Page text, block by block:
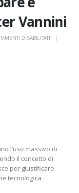
Vannini
DISABILITATI
l’uso massivo di
il concetto di
per giustificare
tecnologica